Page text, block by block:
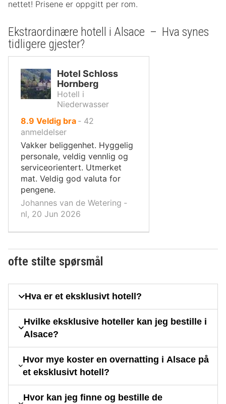
nettet! Prisene er oppgitt per rom.
Ekstraordinære hotell i Alsace – Hva synes
tidligere gjester?
Hotel Schloss
Hornberg
Hotell i
Niederwasser
8.9 av
10,
Veldig bra ‐ 42
anmeldelser
Vakker beliggenhet. Hyggelig
personale, veldig vennlig og
serviceorientert. Utmerket
mat. Veldig god valuta for
pengene.
Johannes van de Wetering ‐
nl, 20 Jun 2026
ofte stilte spørsmål
Hva er et eksklusivt hotell?
Hvilke eksklusive hoteller kan jeg bestille i
Alsace?
Hvor mye koster en overnatting i Alsace på
et eksklusivt hotell?
Hvor kan jeg finne og bestille de